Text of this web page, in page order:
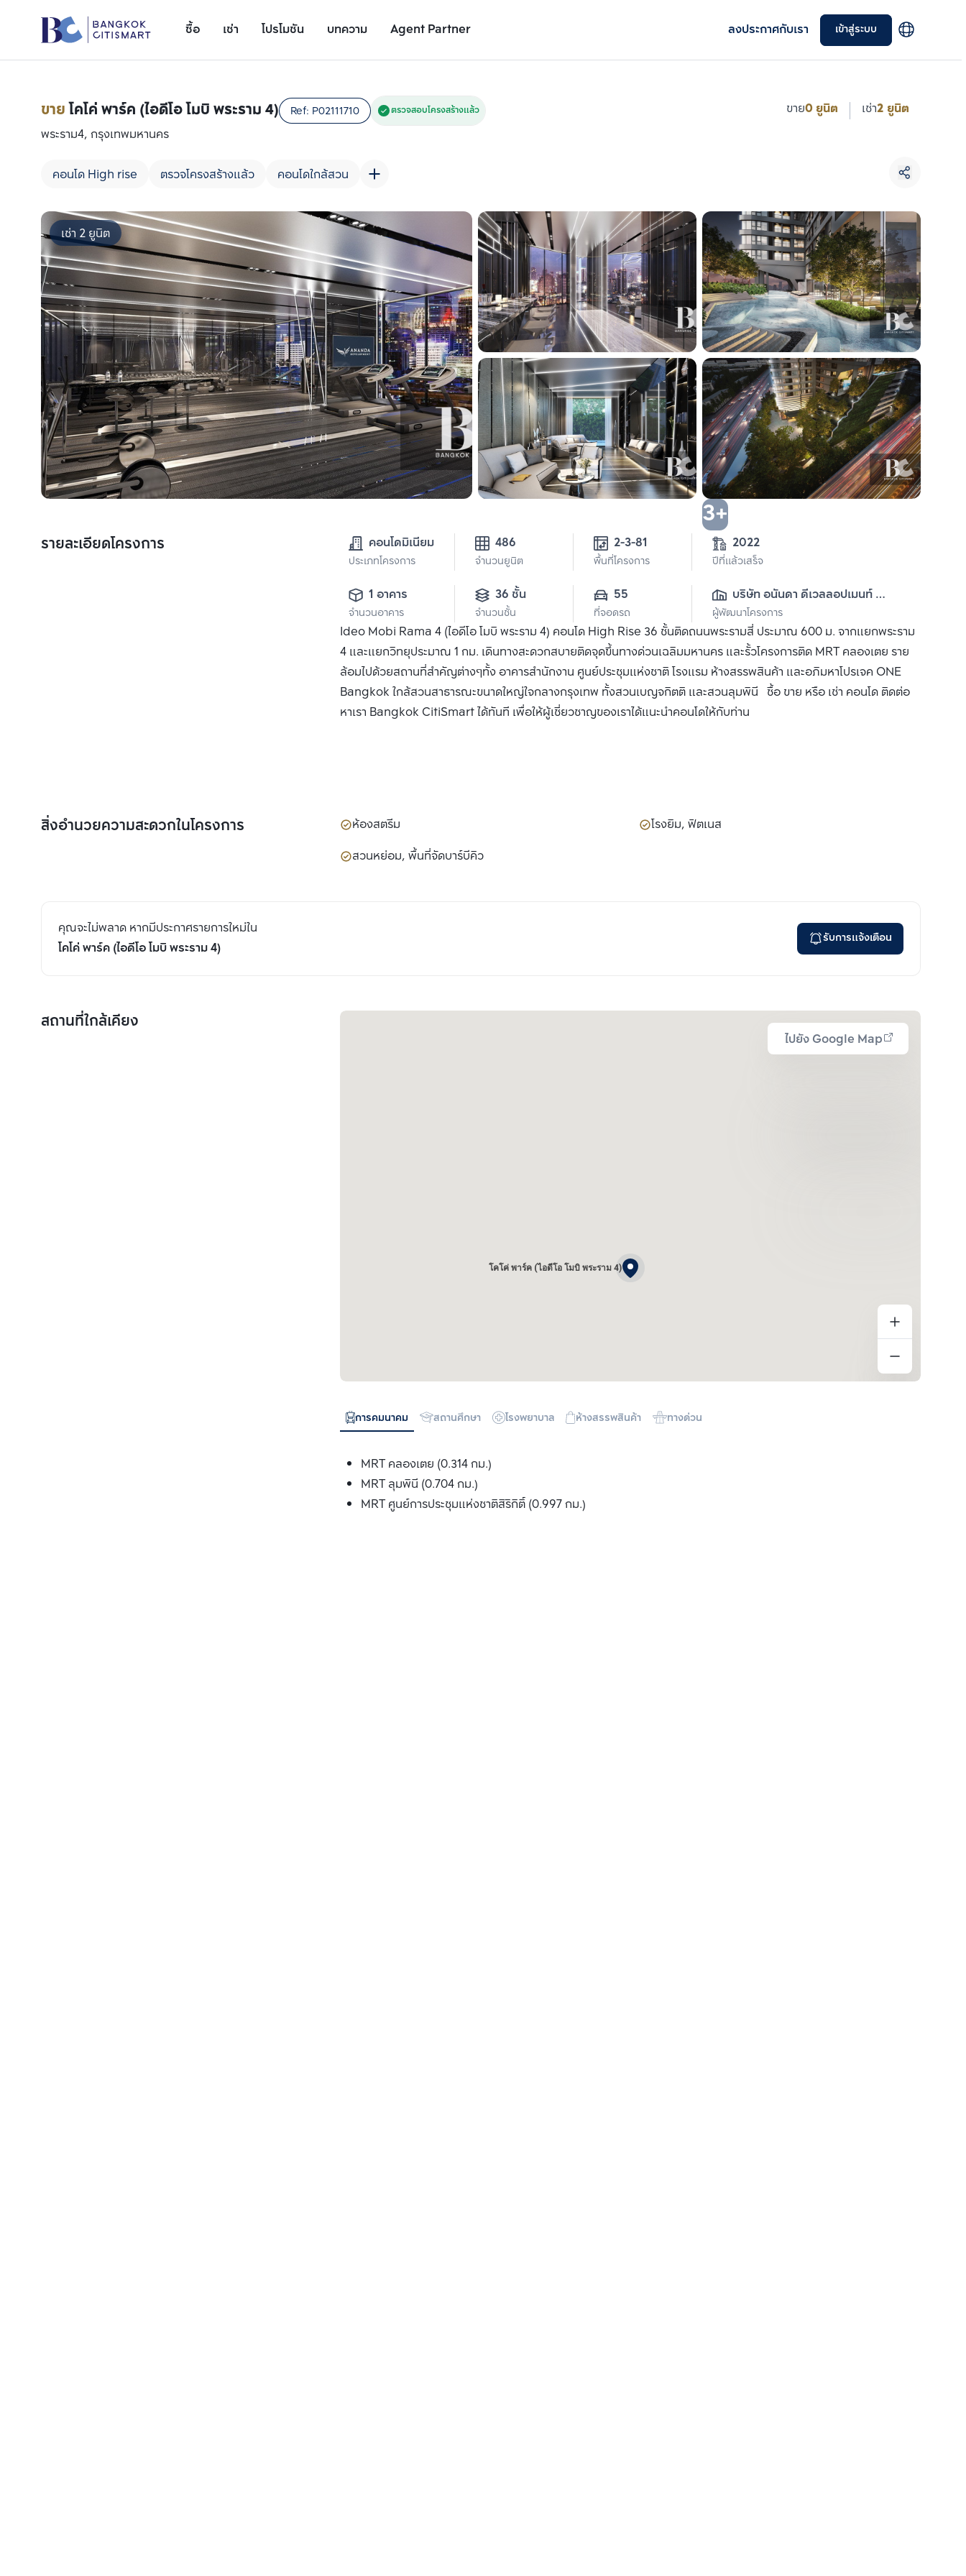
ซื้อ เช่า โปรโมชัน บทความ Agent Partner ลงประกาศกับเรา เข้าสู่ระบบ
รายละเอียดโครงการ
ขายโคโค่ พาร์ค (ไอดีโอ โมบิ พระราม 4) Ref: P02111710 ตรวจสอบโครงสร้างแล้ว
พระราม4, กรุงเทพมหานคร
คอนโด High rise ตรวจโครงสร้างแล้ว คอนโดใกล้สวน
ขาย0 ยูนิต เช่า2 ยูนิต
3+
เช่า 2 ยูนิต
รายละเอียดโครงการ คอนโดมิเนียม
ประเภทโครงการ
486
จำนวนยูนิต พื้นที่โครงการ
2022
ปีที่แล้วเสร็จ
1 อาคาร
จำนวนอาคาร
36 ชั้น
จำนวนชั้น
55
ที่จอดรถ
บริษัท อนันดา ดีเวลลอปเมนท์
จำกัด (มหาชน)
ผู้พัฒนาโครงการ
Ideo Mobi Rama 4 (ไอดีโอ โมบิ พระราม 4) คอนโด High Rise 36 ชั้นติดถนนพระรามสี่ ประมาณ 600 ม. จากแยกพระราม
4 และแยกวิทยุประมาณ 1 กม. เดินทางสะดวกสบายติดจุดขึ้นทางด่วนเฉลิมมหานคร และรั้วโครงการติด MRT คลองเตย ราย
ล้อมไปด้วยสถานที่สำคัญต่างๆทั้ง อาคารสำนักงาน ศูนย์ประชุมแห่งชาติ โรงแรม ห้างสรรพสินค้า และอภิมหาโปรเจค ONE
Bangkok ใกล้สวนสาธารณะขนาดใหญ่ใจกลางกรุงเทพ ทั้งสวนเบญจกิตติ และสวนลุมพินี ซื้อ ขาย หรือ เช่า คอนโด ติดต่อ
หาเรา Bangkok CitiSmart ได้ทันที เพื่อให้ผู้เชี่ยวชาญของเราได้แนะนำคอนโดให้กับท่าน
สิ่งอำนวยความสะดวกในโครงการ ห้องสตรีม
โรงยิม, ฟิตเนส
สวนหย่อม, พื้นที่จัดบาร์บีคิว
คุณจะไม่พลาด หากมีประกาศรายการใหม่ใน
โคโค่ พาร์ค (ไอดีโอ โมบิ พระราม 4)
รับการแจ้งเตือน
สถานที่ใกล้เคียง
ไปยัง Google Map
โคโค่ พาร์ค (ไอดีโอ โมบิ พระราม 4)
การคมนาคม สถานศึกษา โรงพยาบาล ห้างสรรพสินค้า ทางด่วน
MRT คลองเตย (0.314 กม.)
MRT ลุมพินี (0.704 กม.)
MRT ศูนย์การประชุมแห่งชาติสิริกิติ์ (0.997 กม.)